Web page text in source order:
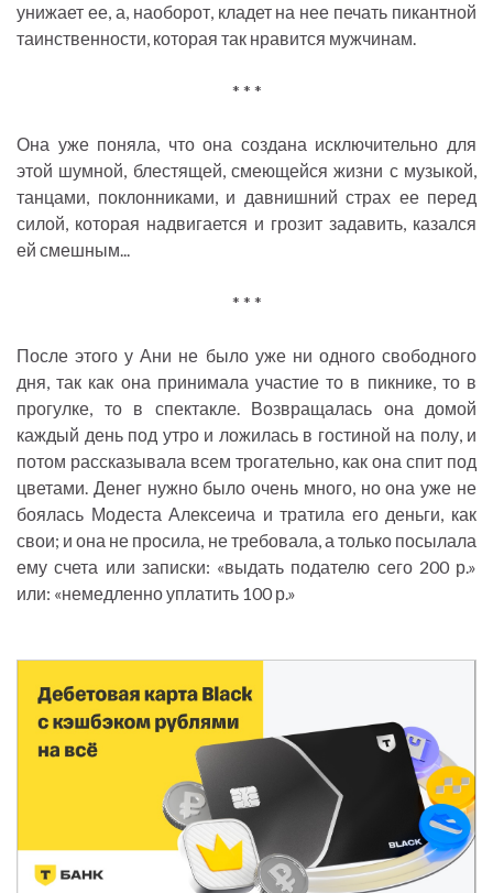
унижает ее, а, наоборот, кладет на нее печать пикантной
таинственности, которая так нравится мужчинам.
* * *
Она уже поняла, что она создана исключительно для
этой шумной, блестящей, смеющейся жизни с музыкой,
танцами, поклонниками, и давнишний страх ее перед
силой, которая надвигается и грозит задавить, казался
ей смешным...
* * *
После этого у Ани не было уже ни одного свободного
дня, так как она принимала участие то в пикнике, то в
прогулке, то в спектакле. Возвращалась она домой
каждый день под утро и ложилась в гостиной на полу, и
потом рассказывала всем трогательно, как она спит под
цветами. Денег нужно было очень много, но она уже не
боялась Модеста Алексеича и тратила его деньги, как
свои; и она не просила, не требовала, а только посылала
ему счета или записки: «выдать подателю сего 200 р.»
или: «немедленно уплатить 100 р.»